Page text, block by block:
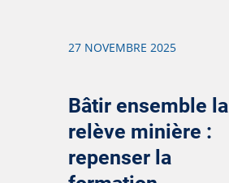
27 NOVEMBRE 2025
Bâtir ensemble la
relève minière :
repenser la